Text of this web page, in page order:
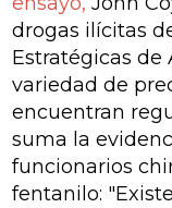
drogas ilícitas
Estratégicas de
variedad de
encuentran
suma la
funcionarios
fentanilo: